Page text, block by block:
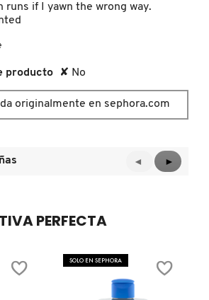
runs if I yawn the wrong way.
producto ✘ No
originalmente en sephora.com
Anterior
Reviews
◄
Reviews
►
PERFECTA
SOLO EN SEPHORA